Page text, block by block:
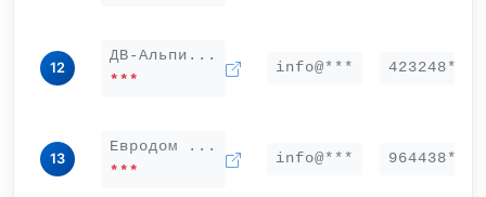
12
ДВ-Альпи...
***
info@*** 423248***
13
Евродом ...
***
info@*** 964438***